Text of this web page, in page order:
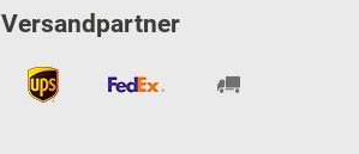
Versandpartner